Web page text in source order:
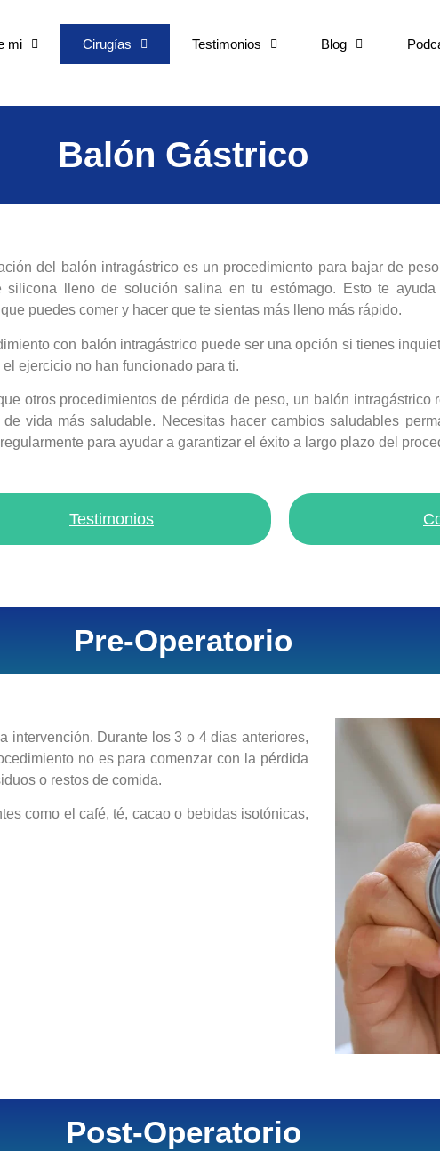
mi Cirugías Testimonios Blog
Balón Gástrico
del balón intragástrico es un procedimiento para bajar de
silicona lleno de solución salina en tu estómago. Esto te
puedes comer y hacer que te sientas más lleno más rápido.
con balón intragástrico puede ser una opción si tienes
el ejercicio no han funcionado para ti.
otros procedimientos de pérdida de peso, un balón intragástrico
vida más saludable. Necesitas hacer cambios saludables
para ayudar a garantizar el éxito a largo plazo del
Testimonios
Pre-Operatorio
intervención. Durante los 3 o 4 días anteriores,
no es para comenzar con la pérdida
o restos de comida.
como el café, té, cacao o bebidas isotónicas,
Post-Operatorio